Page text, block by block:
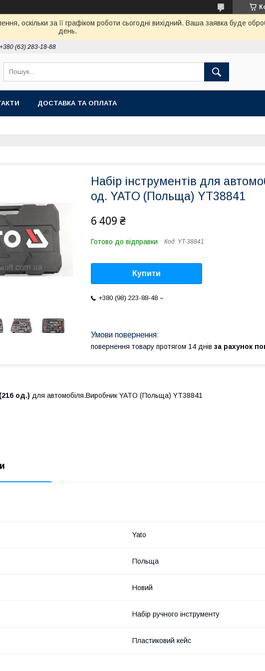
оскільки за її графіком роботи сьогодні вихідний. Ваша заявка буде
день.
+380 (63) 283-18-88
ДОСТАВКА ТА ОПЛАТА
Набір інструментів для
од. YATO (Польща) YT38841
6 409 ₴
Готово до відправки Код: YT-38841
Купити
+380 (98) 223-88-48
повернення товару протягом 14 днів за рахунок
(216 од.) для автомобіля.Виробник YATO (Польща) YT38841
Yato
Польща
Новий
Набір ручного інструменту
Пластиковий кейс